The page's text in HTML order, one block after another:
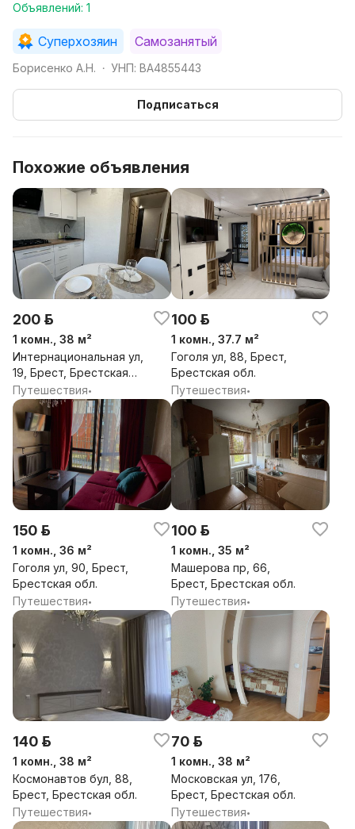
Объявлений: 1
Суперхозяин Самозанятый
Борисенко А.Н. • УНП: BA4855443
Подписаться
Похожие объявления
200 р.
1 комн., 38 м²
Интернациональная ул,
19, Брест, Брестская
обл.
Путешествия•
100 р.
1 комн., 37.7 м²
Гоголя ул, 88, Брест,
Брестская обл.
Путешествия•
150 р.
1 комн., 36 м²
Гоголя ул, 90, Брест,
Брестская обл.
Путешествия•
100 р.
1 комн., 35 м²
Машерова пр, 66,
Брест, Брестская обл.
Путешествия•
140 р.
1 комн., 38 м²
Космонавтов бул, 88,
Брест, Брестская обл.
Путешествия•
70 р.
1 комн., 38 м²
Московская ул, 176,
Брест, Брестская обл.
Путешествия•